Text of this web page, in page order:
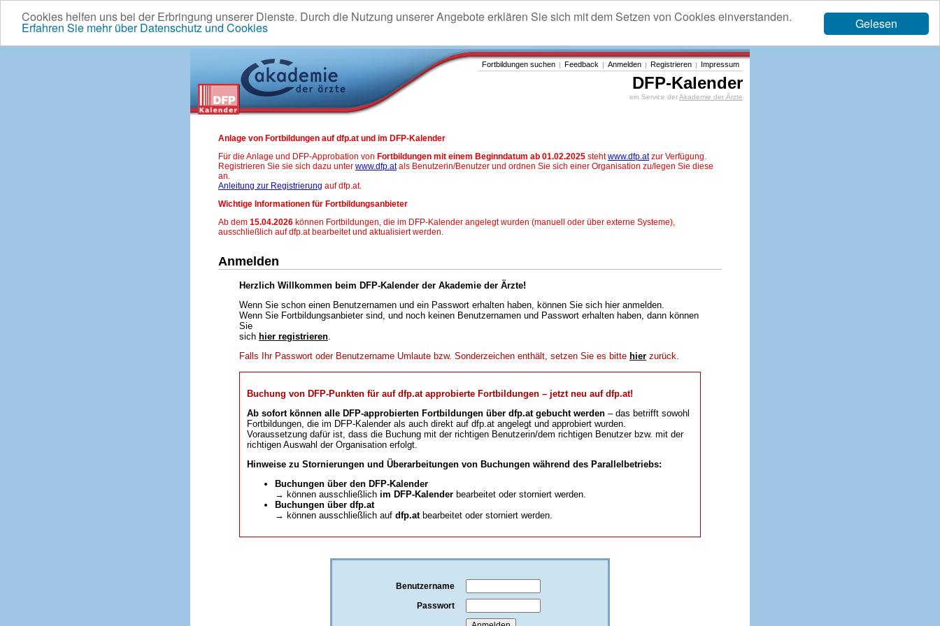
Gelesen
Cookies helfen uns bei der Erbringung unserer Dienste. Durch die Nutzung unserer Angebote erklären Sie sich mit dem Setzen von Cookies einverstanden.
Erfahren Sie mehr über Datenschutz und Cookies
Fortbildungen suchen | Feedback | Anmelden | Registrieren | Impressum
DFP-Kalender
ein Service derAkademie der Ärzte
Anlage von Fortbildungen auf dfp.at und im DFP-Kalender
Für die Anlage und DFP-Approbation von Fortbildungen mit einem Beginndatum ab 01.02.2025 stehtwww.dfp.atzur Verfügung.
Registrieren Sie sie sich dazu unter www.dfp.atals Benutzerin/Benutzer und ordnen Sie sich einer Organisation zu/legen Sie diese
an.
Anleitung zur Registrierung auf dfp.at.
Wichtige Informationen für Fortbildungsanbieter
Ab dem 15.04.2026 können Fortbildungen, die im DFP-Kalender angelegt wurden (manuell oder über externe Systeme),
ausschließlich auf dfp.at bearbeitet und aktualisiert werden.
Anmelden
Herzlich Willkommen beim DFP-Kalender der Akademie der Ärzte!
Wenn Sie schon einen Benutzernamen und ein Passwort erhalten haben, können Sie sich hier anmelden.
Wenn Sie Fortbildungsanbieter sind, und noch keinen Benutzernamen und Passwort erhalten haben, dann können
Sie
sich hier registrieren.
Falls Ihr Passwort oder Benutzername Umlaute bzw. Sonderzeichen enthält, setzen Sie es bitte hier zurück.
Buchung von DFP-Punkten für auf dfp.at approbierte Fortbildungen – jetzt neu auf dfp.at!
Ab sofort können alle DFP-approbierten Fortbildungen über dfp.at gebucht werden – das betrifft sowohl
Fortbildungen, die im DFP-Kalender als auch direkt auf dfp.at angelegt und approbiert wurden.
Voraussetzung dafür ist, dass die Buchung mit der richtigen Benutzerin/dem richtigen Benutzer bzw. mit der
richtigen Auswahl der Organisation erfolgt.
Hinweise zu Stornierungen und Überarbeitungen von Buchungen während des Parallelbetriebs:
Buchungen über den DFP-Kalender
→ können ausschließlich im DFP-Kalender bearbeitet oder storniert werden.
Buchungen über dfp.at
→ können ausschließlich auf dfp.atbearbeitet oder storniert werden.
Benutzername
Passwort